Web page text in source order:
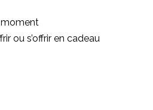
ou s’offrir en cadeau